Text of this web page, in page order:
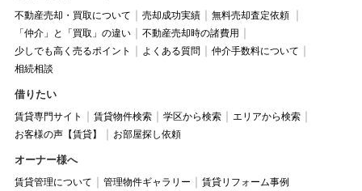
不動産売却・買取について 売却成功実績
無料売却査定依頼
「仲介」と「買取」の違い
不動産売却時の諸費用
少しでも高く売るポイント
よくある質問
仲介手数料について
相続相談
借りたい
賃貸専門サイト 賃貸物件検索 学区から検索
エリアから検索
お客様の声【賃貸】
お部屋探し依頼
オーナー様へ
賃貸管理について 管理物件ギャラリー 賃貸リフォーム事例